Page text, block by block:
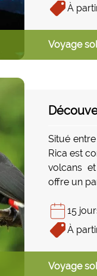
À
Voyage
Situé
Rica est
volcans
offre un
périple
l'Ouest
15
À
Voyage